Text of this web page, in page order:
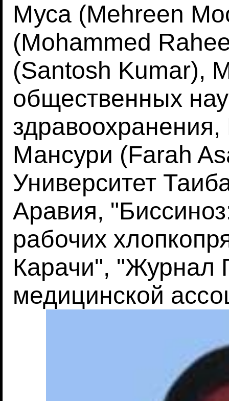
Муса (Mehreen
(Mohammed
(Santosh Kumar),
общественных
Мансури (Farah
Университет
Аравия,
рабочих
Карачи", "Журнал
медицинской